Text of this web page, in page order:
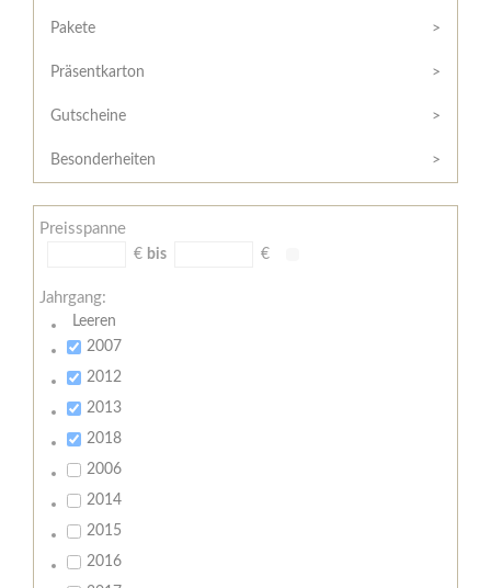
/
Widerrufsformular
AGB
Zahlungsbedingungen
Meine
Pakete
Präsentkarton
Gutscheine
Besonderheiten
Preisspanne
€ bis €
Jahrgang:
Leeren
2007
2012
2013
2018
2006
2014
2015
2016